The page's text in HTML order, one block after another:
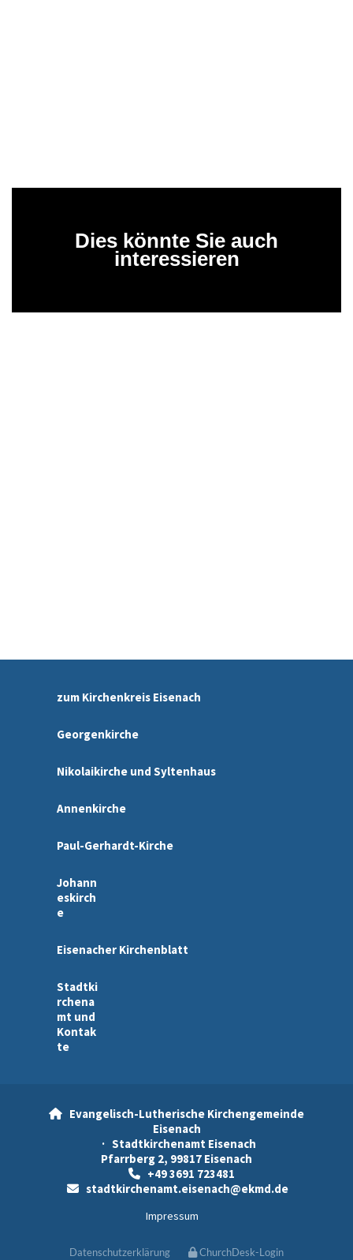
Dies könnte Sie auch
interessieren
zum Kirchenkreis Eisenach
Georgenkirche
Nikolaikirche und Syltenhaus
Annenkirche
Paul-Gerhardt-Kirche
Johann
eskirch
e
Eisenacher Kirchenblatt
Stadtki
rchena
mt und
Kontak
te

Evangelisch-Lutherische Kirchengemeinde
Eisenach
· Stadtkirchenamt Eisenach
Pfarrberg 2, 99817 Eisenach
+49 3691 723481
 stadtkirchenamt.eisenach@ekmd.de
Impressum
Datenschutzerklärung ChurchDesk-Login